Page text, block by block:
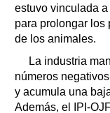
estuvo vinculada
para prolongar los
de los animales.
La industria
números
y acumula una
Además, el IPI-